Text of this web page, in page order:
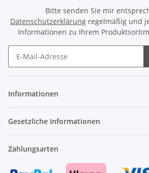
Bitte senden Sie mir
Datenschutzerklärung regelmäßig und
Informationen zu Ihrem
Informationen
Gesetzliche Informationen
Zahlungsarten